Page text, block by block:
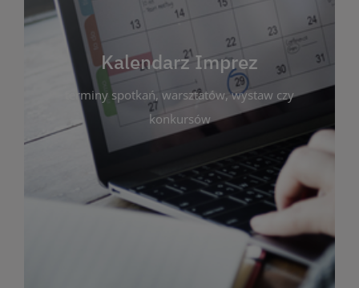
Kalendarz Imprez
terminy spotkań, warsztatów, wystaw czy
konkursów
wydarzenia kulturalne i edukacyjne organizowane
przez bibliotekę. Możesz tu sprawdzić terminy
spotkań, warsztatów, wystaw czy konkursów.
Dzięki przejrzystemu kalendarzowi łatwo
zaplanujesz udział w interesujących Cię
wydarzeniach. Aktualizujemy harmonogram na
bieżąco, by zawsze był zgodny z planem pracy
biblioteki. Zapraszamy do śledzenia i uczestnictwa
w życiu kulturalnym miasta!
WIĘCEJ